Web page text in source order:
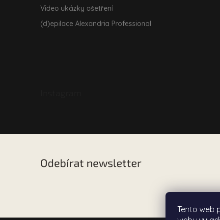
Tento web
Video ukázky ošetření
(d)epilace Alexandria Professional
Odebírat newsletter